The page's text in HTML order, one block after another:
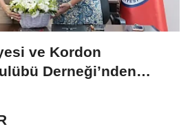
ve Kordon
Derneği’nden